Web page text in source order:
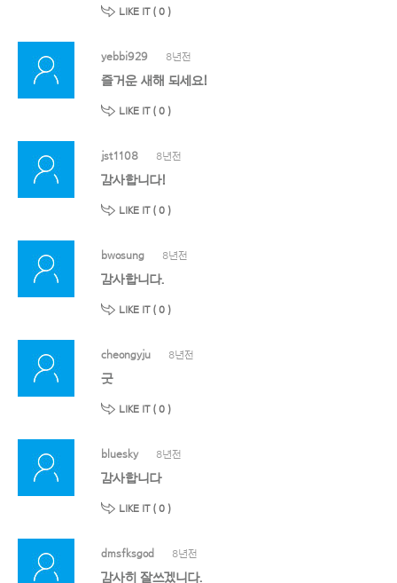
LIKE IT ( 0 )
yebbi929 8년전
즐거운 새해 되세요!
LIKE IT ( 0 )
jst1108 8년전
감사합니다!
LIKE IT ( 0 )
bwosung 8년전
감사합니다.
LIKE IT ( 0 )
cheongyju 8년전
굿
LIKE IT ( 0 )
bluesky 8년전
감사합니다
LIKE IT ( 0 )
dmsfksgod 8년전
감사히 잘쓰겠니다.